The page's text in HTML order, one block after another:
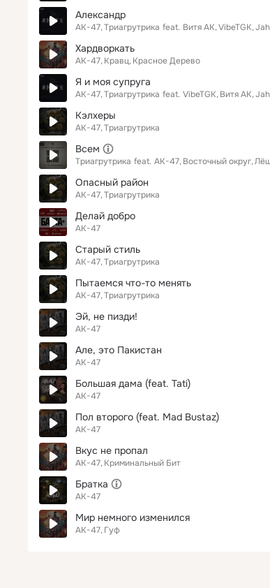
Александр
АК-47 Триагрутрика feat. Витя АК VibeTGK
Хардворкать
АК-47 Кравц Красное Дерево
Я и моя супруга
АК-47 Триагрутрика feat. VibeTGK Витя АК
Кэлхеры
АК-47 Триагрутрика
Всем
Триагрутрика feat. АК-47 Восточный округ
Опасный район
АК-47 Триагрутрика
Делай добро
АК-47
Старый стиль
АК-47 Триагрутрика
Пытаемся что-то менять
АК-47 Триагрутрика
Эй, не пизди!
АК-47
Але, это Пакистан
АК-47
Большая дама (feat. Tati)
АК-47
Пол второго (feat. Mad Bustaz)
АК-47
Вкус не пропал
АК-47 Криминальный Бит
Братка
АК-47
Мир немного изменился
АК-47 Гуф